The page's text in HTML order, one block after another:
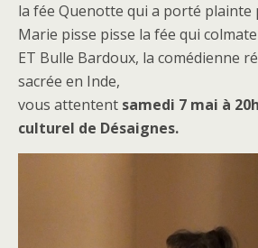
la fée Quenotte qui a porté plainte
Marie pisse pisse la fée qui
ET Bulle Bardoux, la comédienne
sacrée en Inde,
vous attentent samedi 7 mai à
culturel de Désaignes.